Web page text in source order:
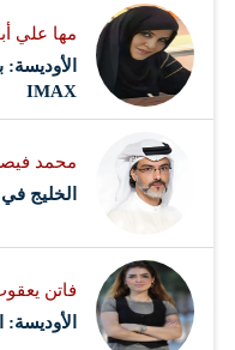
مها علي
IMAX
محمد
‏الخليج
فاتن